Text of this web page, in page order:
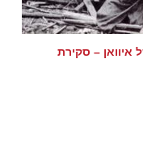
– סקירת